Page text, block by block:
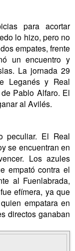
para acortar
lo hizo, pero no
empates, frente
un encuentro y
La jornada 29
Leganés y Real
Pablo Alfaro. El
al Avilés.
peculiar. El Real
se encuentran en
Los azules
empató contra el
al Fuenlabrada,
efímera, ya que
empatara en
directos ganaban